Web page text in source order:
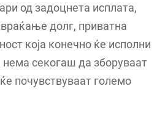
од задоцнета исплата,
долг, приватна
која конечно ќе исполни
секогаш да зборуваат
почувствуваат големо